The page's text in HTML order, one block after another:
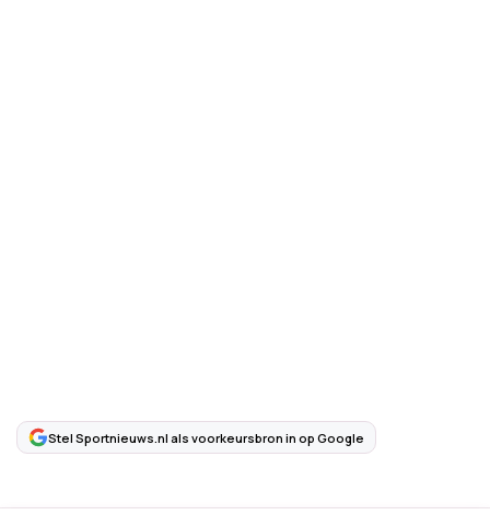
Stel Sportnieuws.nl als voorkeursbron in op Google